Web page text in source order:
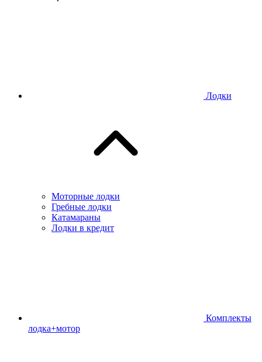
Лодки
Моторные лодки
Гребные лодки
Катамараны
Лодки в кредит
Комплекты
лодка+мотор